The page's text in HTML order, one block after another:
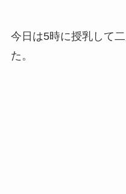
今日は5時に授乳して
た。